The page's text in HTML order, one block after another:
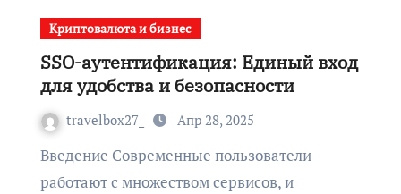
Криптовалюта и бизнес
SSO-аутентификация: Единый вход
для удобства и безопасности
travelbox27_ Апр 28, 2025
Введение Современные пользователи
работают с множеством сервисов, и